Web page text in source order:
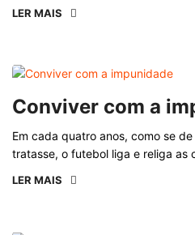
LER MAIS
Conviver com a
Em cada quatro anos, como se
tratasse, o futebol liga e religa as
LER MAIS